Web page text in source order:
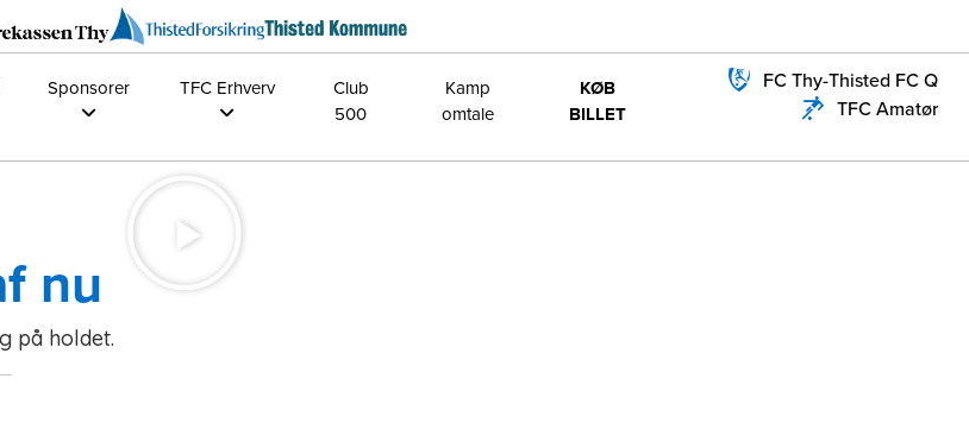
Sponsorer TFC Erhverv
Club
500
Kamp
omtale
KØB
BILLET
FC Thy-Thisted FC Q
TFC Amatør
nu
på holdet.